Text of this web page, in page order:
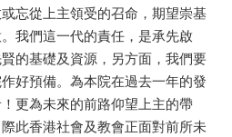
忘從上主領受的召命，期望崇基
我們這一代的責任，是承先啟
的基礎及資源，另方面，我們要
好預備。為本院在過去一年的發
更為未來的前路仰望上主的帶
此香港社會及教會正面對前所未